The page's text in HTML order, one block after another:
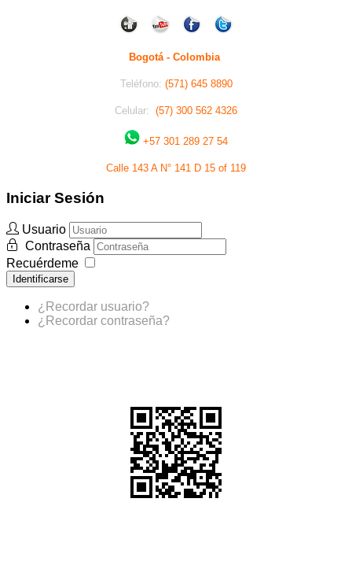
Bogotá - Colombia
Teléfono: (571) 645 8890
Celular: (57) 300 562 4326
+57 301 289 27 54
Calle 143 A N° 141 D 15 of 119
Iniciar Sesión
Usuario
Contraseña
Recuérdeme
Identificarse
¿Recordar usuario?
¿Recordar contraseña?